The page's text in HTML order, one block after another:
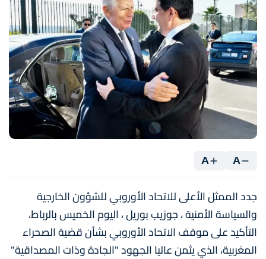
A
A
جدد الممثل الأعلى للاتحاد الأوروبي للشؤون الخارجية
والسياسة الأمنية ، جوزيب بوريل ، اليوم الخميس بالرباط،
التأكيد على موقف الاتحاد الأوروبي بشأن قضية الصحراء
المغربية، الذي يثمن عاليا الجهود "الجادة وذات المصداقية"